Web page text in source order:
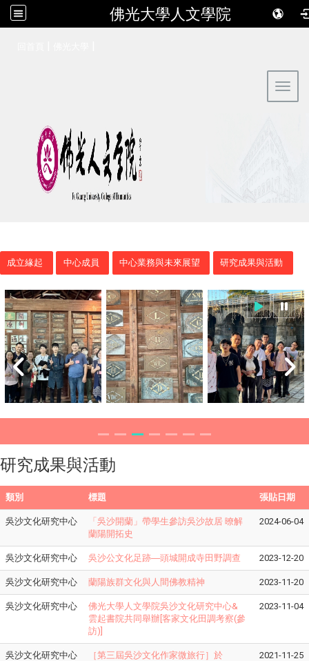
佛光大學人文學院
成立緣起 中心成員 中心業務與未來展望 研究成果與活動
研究成果與活動
類別 標題 張貼日期
吳沙文化研究中心
「吳沙開蘭」帶學生參訪吳沙故居 暸解
蘭陽開拓史
2024-06-04
吳沙文化研究中心 吳沙公文化足跡―頭城開成寺田野調查 2023-12-20
吳沙文化研究中心 蘭陽族群文化與人間佛教精神 2023-11-20
吳沙文化研究中心
佛光大學人文學院吳沙文化研究中心&
雲起書院共同舉辦[客家文化田調考察(參
訪)]
2023-11-04
吳沙文化研究中心
［第三屆吳沙文化作家微旅行］於
2021-11-25